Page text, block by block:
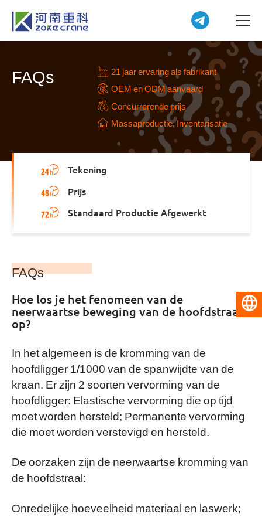
FAQs
21 jaar ervaring als fabrikant
OEM en ODM aanvaard
Concurrerende prijs
Massaproductie, Inventarisatie
Tekening
Prijs
Standaard Productie Afgewerkt
FAQs
Hoe los je het fenomeen van de
neerwaartse beweging van de hoofdstraal
op?
In het algemeen is de kromming van de
hoofdligger 1/1000 van de spanwijdte van de
kraan. Er zijn 2 soorten vervorming van de
hoofdligger: Elastische vervorming die op tijd
moet worden hersteld; Permanente vervorming
die moet worden verstevigd en hersteld.
De oorzaken zijn de neerwaartse kromming van
de hoofdstraal:
Onredelijke hoeveelheid materiaal en laswerk;
Nederlands